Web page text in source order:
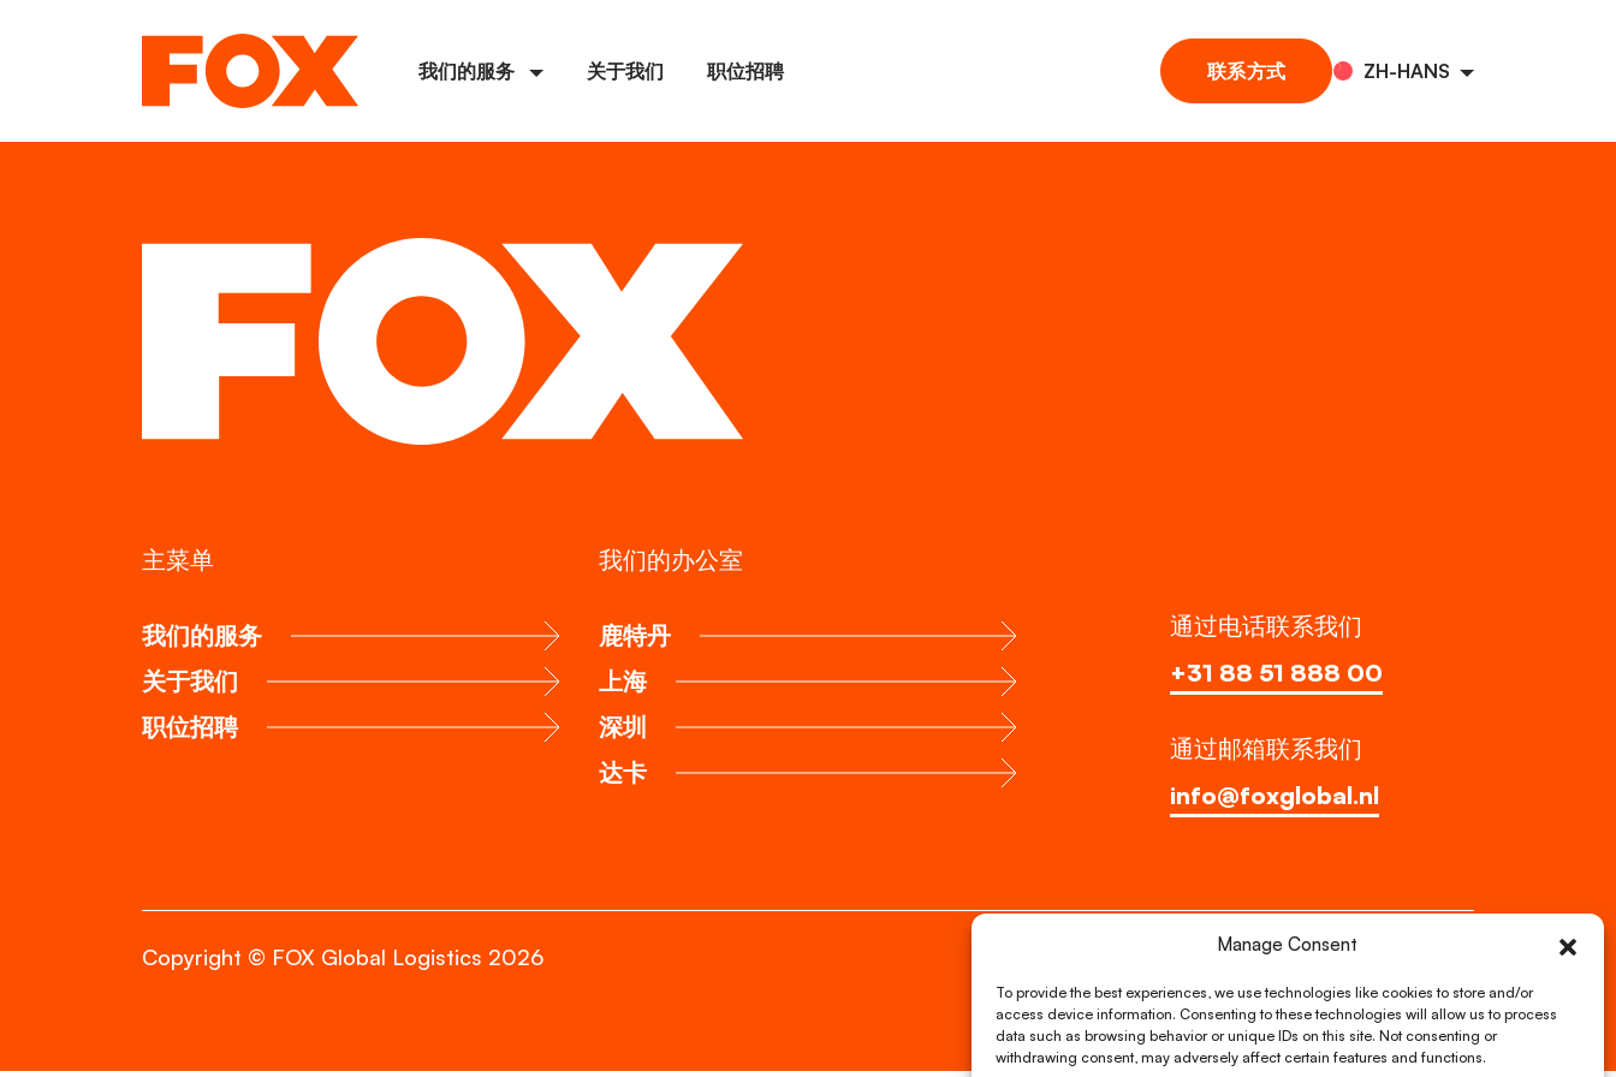
Manage Consent
To provide the best experiences, we use technologies like cookies to store and/or
access device information. Consenting to these technologies will allow us to process
data such as browsing behavior or unique IDs on this site. Not consenting or
withdrawing consent, may adversely affect certain features and functions.
我们的服务 关于我们 职位招聘 联系方式 ZH-HANS
主菜单
我们的服务
关于我们
职位招聘
我们的办公室
鹿特丹
上海
深圳
达卡
通过电话联系我们
+31 88 51 888 00
通过邮箱联系我们
info@foxglobal.nl
Copyright © FOX Global Logistics 2026 我们的服务关于我们